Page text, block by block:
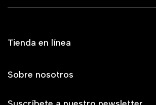
Tienda en línea
Sobre nosotros